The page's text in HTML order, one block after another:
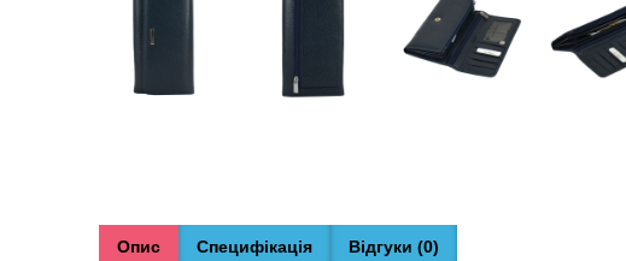
Опис Специфікація Відгуки (0)